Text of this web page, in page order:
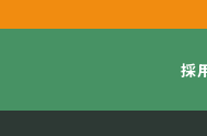
採